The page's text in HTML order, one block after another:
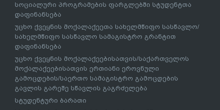
სოციალური პროგრამების ფარგლებში სტუდენტთა
დაფინანსება
უცხო ქვეყნის მოქალაქეეთა სახელმწიფო სასწავლო/
სახელმწიფო სასწავლო სამაგისტრო გრანტით
დაფინანსება
უცხო ქვეყნის მოქალაქეებისათვის/საქართველოს
მოქალაქეებისათვის ერთიანი ეროვნული
გამოცდების/საერთო სამაგისტრო გამოცდების
გავლის გარეშე სწავლის გაგრძელება
სტუდენტური ბარათი